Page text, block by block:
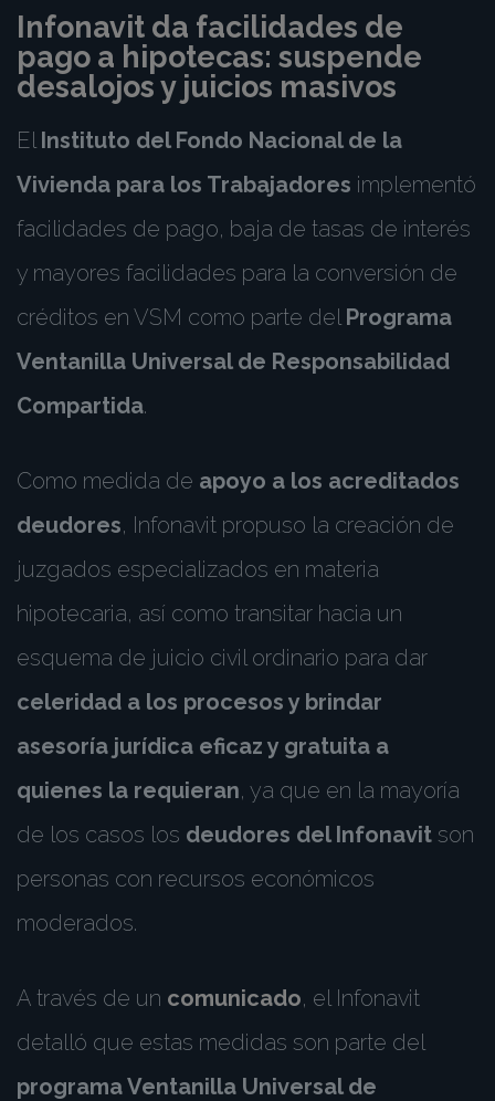
Infonavit da facilidades de
pago a hipotecas: suspende
desalojos y juicios masivos
El Instituto del Fondo Nacional de la
Vivienda para los Trabajadores implementó
facilidades de pago, baja de tasas de interés
y mayores facilidades para la conversión de
créditos en VSM como parte del Programa
Ventanilla Universal de Responsabilidad
Compartida.
Como medida de apoyo a los acreditados
deudores, Infonavit propuso la creación de
juzgados especializados en materia
hipotecaria, así como transitar hacia un
esquema de juicio civil ordinario para dar
celeridad a los procesos y brindar
asesoría jurídica eficaz y gratuita a
quienes la requieran, ya que en la mayoría
de los casos los deudores del Infonavit son
personas con recursos económicos
moderados.
A través de un comunicado, el Infonavit
detalló que estas medidas son parte del
programa Ventanilla Universal de